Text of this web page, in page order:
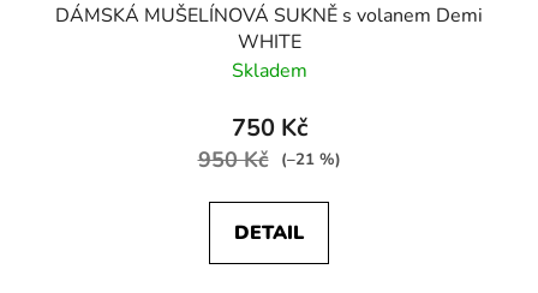
DÁMSKÁ MUŠELÍNOVÁ SUKNĚ s volanem Demi
WHITE
Skladem
750 Kč
950 Kč (–21 %)
DETAIL